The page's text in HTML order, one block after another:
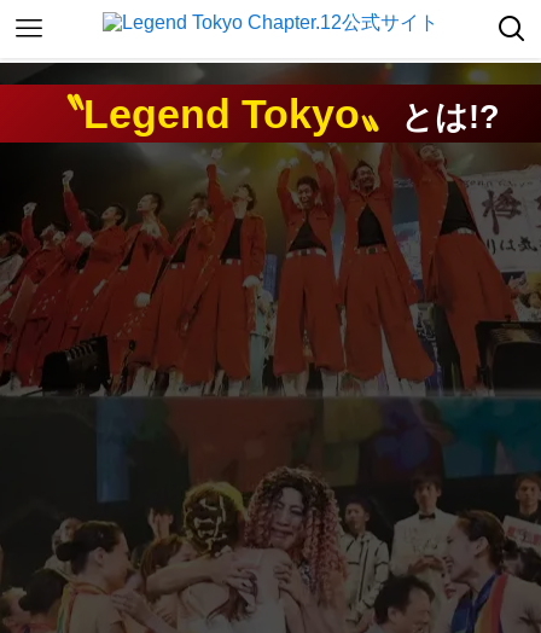
〝Legend Tokyo〟 とは!?